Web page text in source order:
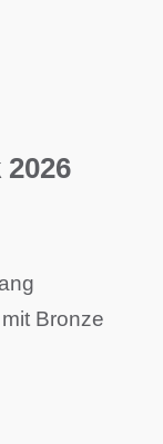
Bronze